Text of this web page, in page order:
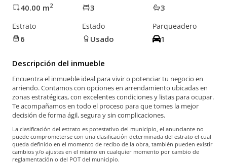
40.00 m2 3 3
Estrato
6
Estado
Usado
Parqueadero
1
Descripción del inmueble
Encuentra el inmueble ideal para vivir o potenciar tu negocio en
arriendo. Contamos con opciones en arrendamiento ubicadas en
zonas estratégicas, con excelentes condiciones y listas para ocupar.
Te acompañamos en todo el proceso para que tomes la mejor
decisión de forma ágil, segura y sin complicaciones.
La clasificación del estrato es potestativo del municipio, el anunciante no
puede comprometerse con una clasificación determinada del estrato el cual
queda definido en el momento de recibo de la obra, también pueden existir
cambios y/o ajustes en el mismo en cualquier momento por cambio de
reglamentación o del POT del municipio.